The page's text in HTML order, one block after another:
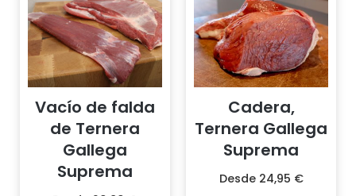
Vacío de falda
de Ternera
Gallega
Suprema
Cadera,
Ternera Gallega
Suprema
Desde 24,95 €